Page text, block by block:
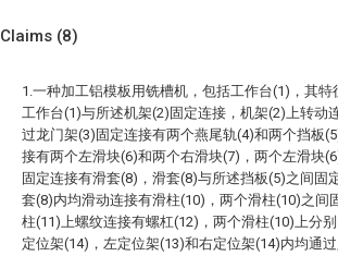
Claims (8)
1.一种加工铝模板用铣槽机，包括工作台(1)，其
工作台(1)与所述机架(2)固定连接，机架(2)上转动
过龙门架(3)固定连接有两个燕尾轨(4)和两个挡板
接有两个左滑块(6)和两个右滑块(7)，两个左滑块
固定连接有滑套(8)，滑套(8)与所述挡板(5)之间固
套(8)内均滑动连接有滑柱(10)，两个滑柱(10)之间
柱(11)上螺纹连接有螺杠(12)，两个滑柱(10)上分
定位架(14)，左定位架(13)和右定位架(14)内均通